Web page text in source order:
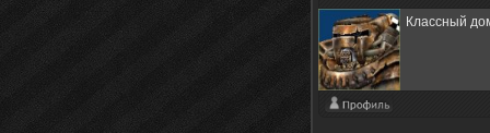
Классный